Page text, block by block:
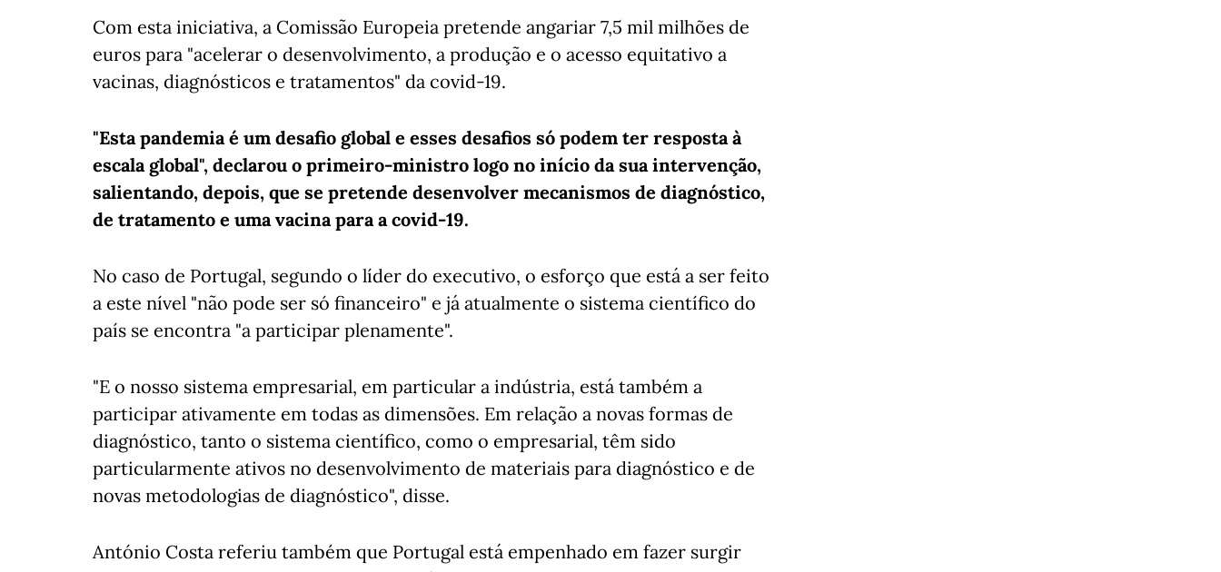
Com esta iniciativa, a Comissão Europeia pretende angariar 7,5 mil milhões de
euros para "acelerar o desenvolvimento, a produção e o acesso equitativo a
vacinas, diagnósticos e tratamentos" da covid-19.
"Esta pandemia é um desafio global e esses desafios só podem ter resposta à
escala global", declarou o primeiro-ministro logo no início da sua intervenção,
salientando, depois, que se pretende desenvolver mecanismos de diagnóstico,
de tratamento e uma vacina para a covid-19.
No caso de Portugal, segundo o líder do executivo, o esforço que está a ser feito
a este nível "não pode ser só financeiro" e já atualmente o sistema científico do
país se encontra "a participar plenamente".
"E o nosso sistema empresarial, em particular a indústria, está também a
participar ativamente em todas as dimensões. Em relação a novas formas de
diagnóstico, tanto o sistema científico, como o empresarial, têm sido
particularmente ativos no desenvolvimento de materiais para diagnóstico e de
novas metodologias de diagnóstico", disse.
António Costa referiu também que Portugal está empenhado em fazer surgir